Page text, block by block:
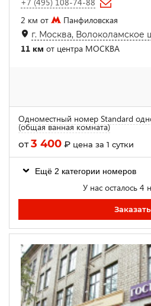
2 км от
Панфиловская
г. Москва, Волоколамское
11 км от центра МОСКВА
Одноместный номер Standard
(общая ванная комната)
от3 400 ₽ цена за 1 сутки
Ещё 2 категории номеров
У нас осталось 4
Заказать